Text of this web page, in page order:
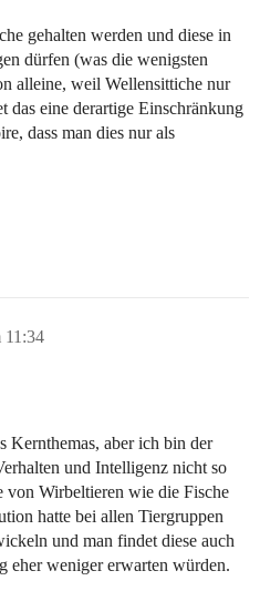
gehalten werden und diese in
dürfen (was die wenigsten
alleine, weil Wellensittiche nur
das eine derartige Einschränkung
dass man dies nur als
11:34
Kernthemas, aber ich bin der
und Intelligenz nicht so
von Wirbeltieren wie die Fische
hatte bei allen Tiergruppen
und man findet diese auch
eher weniger erwarten würden.